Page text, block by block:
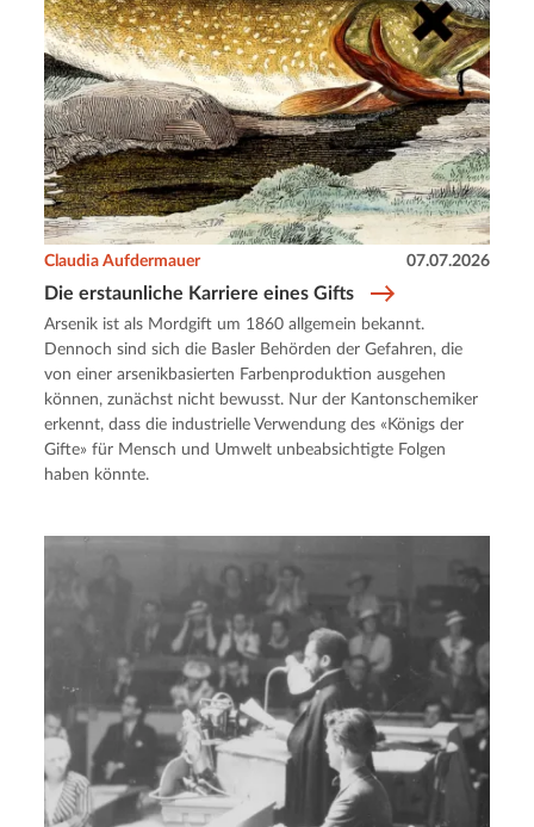
Die erstaunliche Karriere eines Gifts
Claudia Aufdermauer 07.07.2026
Arsenik ist als Mordgift um 1860 allgemein bekannt.
Dennoch sind sich die Basler Behörden der Gefahren, die
von einer arsenikbasierten Farbenproduktion ausgehen
können, zunächst nicht bewusst. Nur der Kantonschemiker
erkennt, dass die industrielle Verwendung des «Königs der
Gifte» für Mensch und Umwelt unbeabsichtigte Folgen
haben könnte.